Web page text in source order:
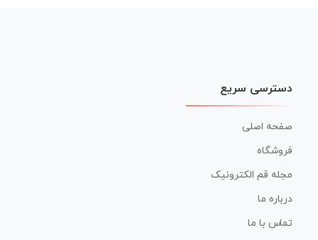
دسترسی سریع
صفحه اصلی
فروشگاه
مجله قم الکترونیک
درباره ما
تماس با ما